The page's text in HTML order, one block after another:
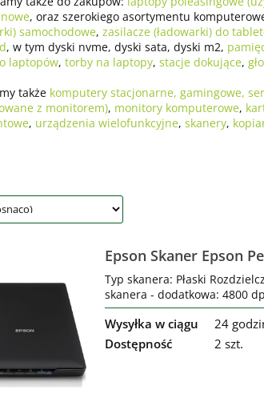
, oraz szerokiego asortymentu
samochodowe, zasilacze (ładowarki) do
, w tym dyski nvme, dyski sata, dyski m2,
laptopów, torby na laptopy, stacje dokujące,
także komputery stacjonarne, gamingowe,
z monitorem), monitory komputerowe,
, urządzenia wielofunkcyjne, skanery,
Epson Skaner Epson
Typ skanera: Płaski
skanera - dodatkowa: 4800
Wysyłka w ciągu
24
Dostępność
2 szt.